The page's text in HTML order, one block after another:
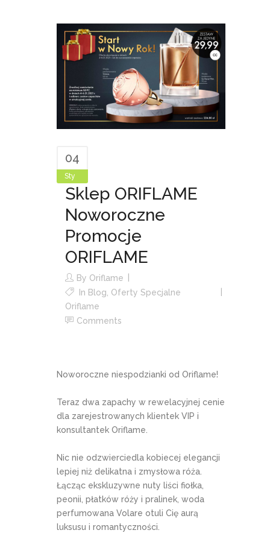
04
Sty
Sklep ORIFLAME
Noworoczne
Promocje
ORIFLAME
By Oriflame
In Blog Oferty Specjalne
Oriflame
Comments
Noworoczne niespodzianki od Oriflame!
Teraz dwa zapachy w rewelacyjnej cenie
dla zarejestrowanych klientek VIP i
konsultantek Oriflame.
Nic nie odzwierciedla kobiecej elegancji
lepiej niż delikatna i zmysłowa róża.
Łącząc ekskluzywne nuty liści fiołka,
peonii, płatków róży i pralinek, woda
perfumowana Volare otuli Cię aurą
luksusu i romantyczności.